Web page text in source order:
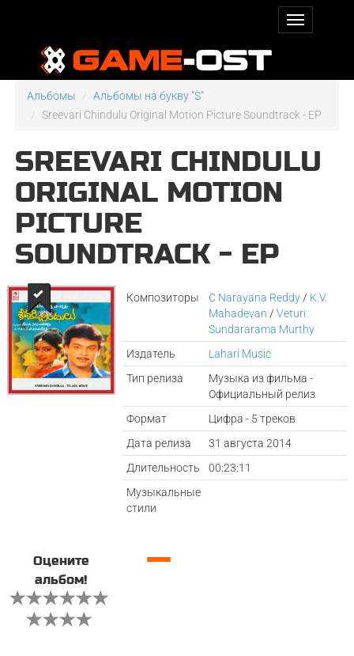
Альбомы
Альбомы на букву "S"
Sreevari Chindulu Original Motion Picture Soundtrack - EP
SREEVARI CHINDULU
ORIGINAL MOTION
PICTURE
SOUNDTRACK - EP
Композиторы C Narayana Reddy / K.V.
Mahadevan /Veturi
Sundararama Murthy
Издатель
Lahari Music
Тип релиза
Музыка из фильма -
Официальный релиз
Формат
Цифра - 5 треков
Дата релиза
31 августа 2014
Длительность
00:23:11
Музыкальные
стили
Оцените
альбом!
—